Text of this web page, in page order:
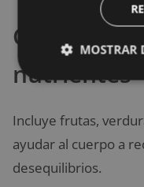
Come
nutrientes
Incluye frutas,
ayudar al cuerpo a
desequilibrios.
MOSTRAR